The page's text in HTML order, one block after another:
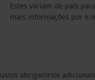
Estes variam de país
mais informações por e-
obrigatórios